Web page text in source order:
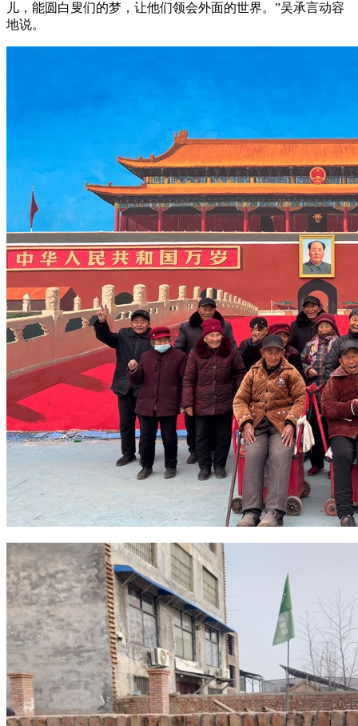
儿，能圆白叟们的梦，让他们领会外面的世界。”吴承言动容
地说。